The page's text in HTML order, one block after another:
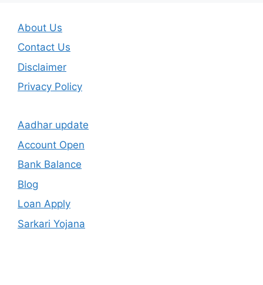
About Us
Contact Us
Disclaimer
Privacy Policy
Aadhar update
Account Open
Bank Balance
Blog
Loan Apply
Sarkari Yojana